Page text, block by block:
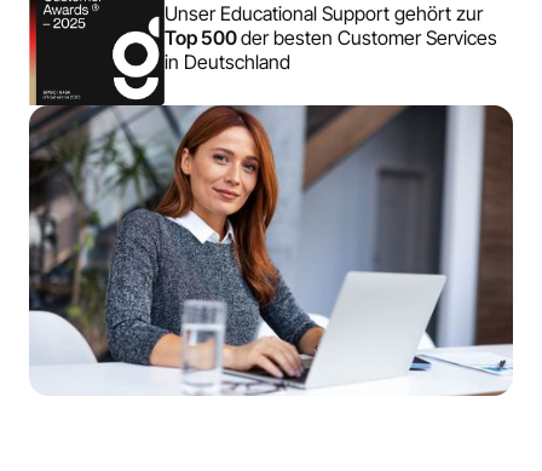
Unser Educational Support gehört zur
Top 500der besten Customer Services
in Deutschland